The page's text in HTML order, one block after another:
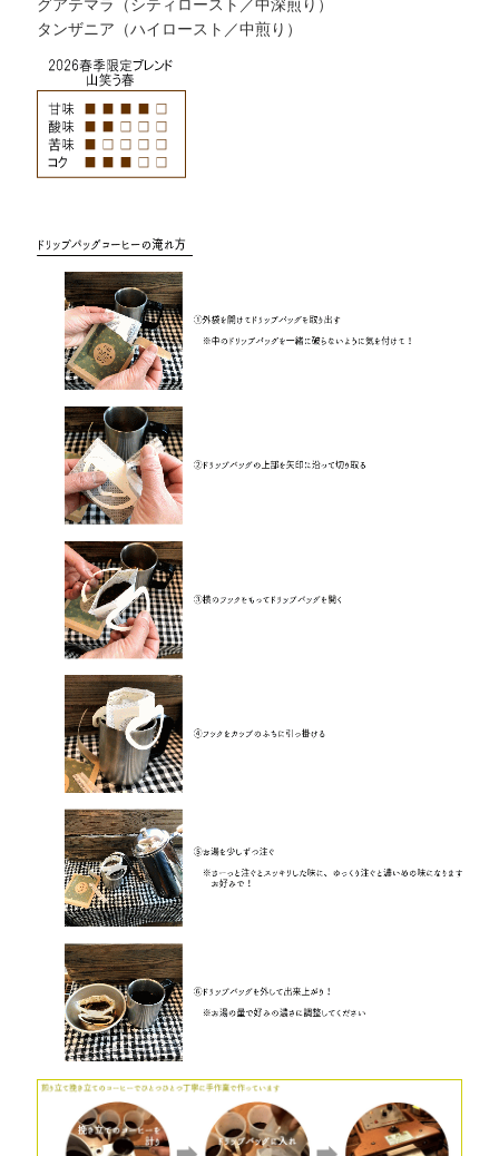
グアテマラ（シティロースト／中深煎り）
タンザニア（ハイロースト／中煎り）